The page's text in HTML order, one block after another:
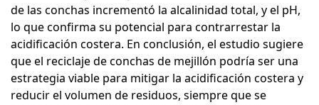
de las conchas incrementó la alcalinidad total, y el pH,
lo que confirma su potencial para contrarrestar la
acidificación costera. En conclusión, el estudio sugiere
que el reciclaje de conchas de mejillón podría ser una
estrategia viable para mitigar la acidificación costera y
reducir el volumen de residuos, siempre que se